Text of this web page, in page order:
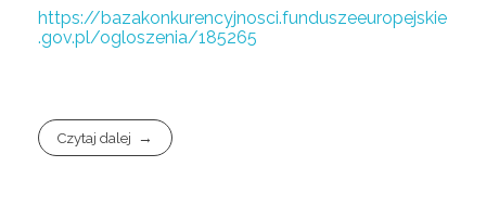
https://bazakonkurencyjnosci.funduszeeuropejskie
.gov.pl/ogloszenia/185265
Czytaj dalej